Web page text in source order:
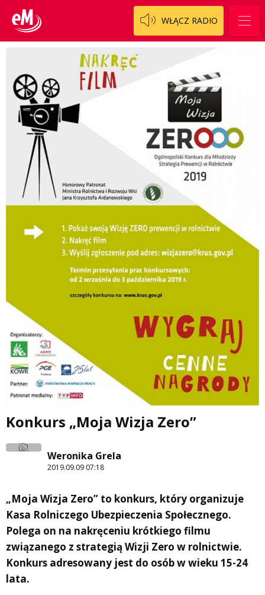
WŁĄCZ RADIO
Konkurs „Moja Wizja Zero”
Weronika Grela
2019.09.09 07:18
„Moja Wizja Zero” to konkurs, który organizuje
Kasa Rolniczego Ubezpieczenia Społecznego.
Polega on na nakręceniu krótkiego filmu
związanego z strategią Wizji Zero w rolnictwie.
Konkurs adresowany jest do osób w wieku 15-24
lata.